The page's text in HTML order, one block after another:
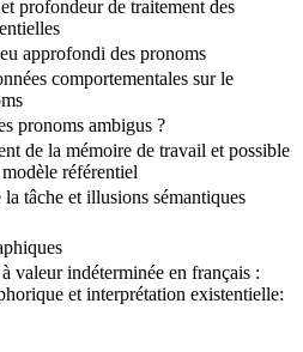
profondeur de traitement des
approfondi des pronoms
comportementales sur le
pronoms ambigus ?
de la mémoire de travail et possible
référentiel
tâche et illusions sémantiques
valeur indéterminée en français :
et interprétation existentielle: